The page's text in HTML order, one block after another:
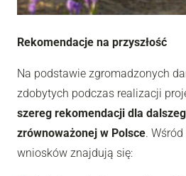
Rekomendacje na przyszłość
Na podstawie zgromadzonych
zdobytych podczas realizacji
szereg rekomendacji dla
zrównoważonej w Polsce.
wniosków znajdują się: